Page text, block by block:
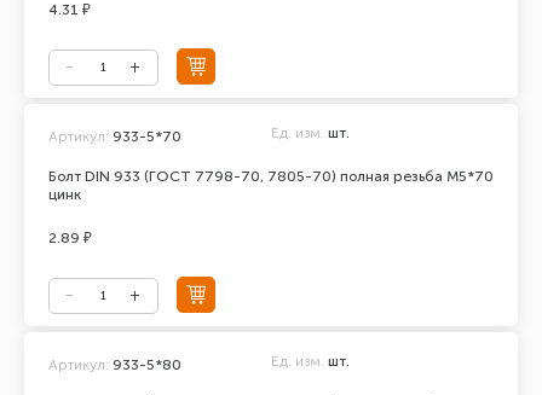
4.31 ₽
Болт DIN 933 (ГОСТ 7798-70, 7805-70) полная резьба М5*70
цинк
Артикул: 933-5*70 Ед. изм. шт.
2.89 ₽
Артикул: 933-5*80 Ед. изм. шт.